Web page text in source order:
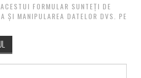
FORMULAR SUNTEȚI DE
ȘI MANIPULAREA DATELOR DVS. PE